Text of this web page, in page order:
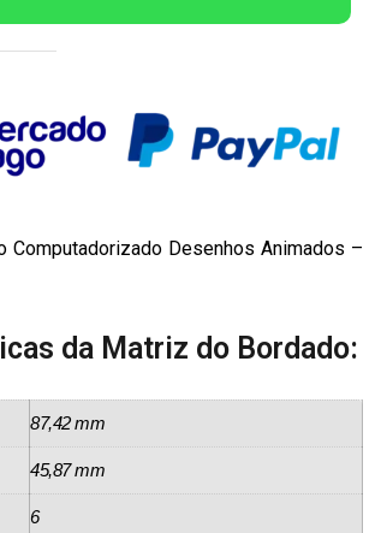
Computadorizado Desenhos Animados –
da Matriz do Bordado:
87,42 mm
45,87 mm
6